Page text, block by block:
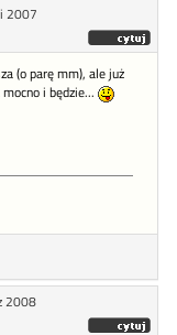
2007
(o parę mm), ale już
i będzie...
2008